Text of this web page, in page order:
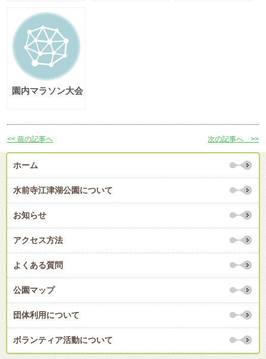
園内マラソン大会
<< 前の記事へ 次の記事へ >>
ホーム
水前寺江津湖公園について
お知らせ
アクセス方法
よくある質問
公園マップ
団体利用について
ボランティア活動について